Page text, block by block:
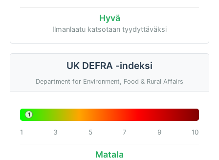
Hyvä
Ilmanlaatu katsotaan tyydyttäväksi
UK DEFRA -indeksi
Department for Environment, Food & Rural Affairs
1
1 3 5 7 9 10
Matala